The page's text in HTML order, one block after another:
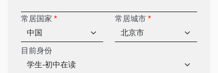
常居国家 * 常居城市 *
目前身份